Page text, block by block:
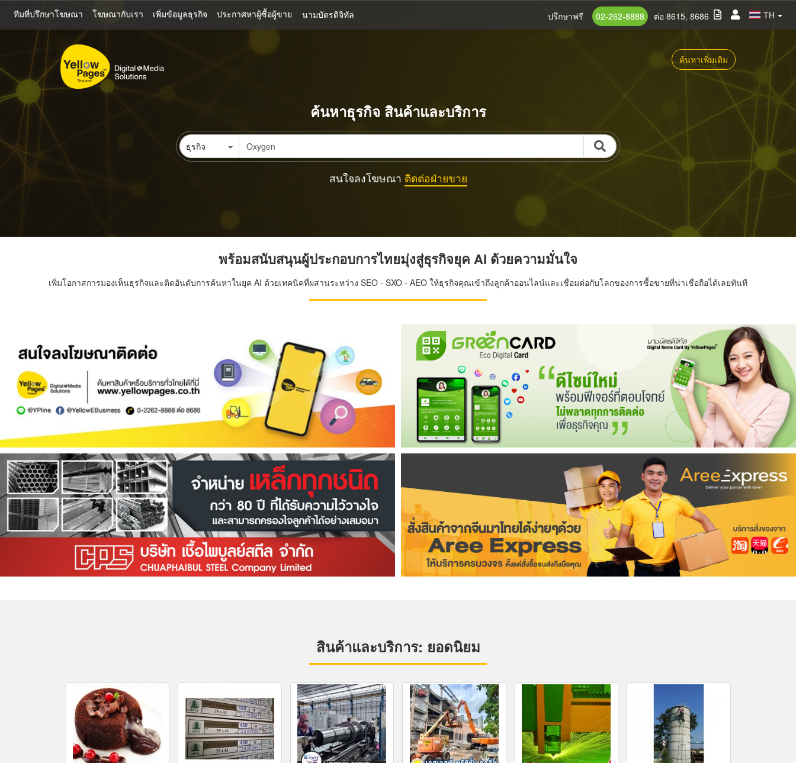
หลัก
ทีมที่ปรึกษาโฆษณา โฆษณากับเรา เพิ่มข้อมูลธุรกิจ ประกาศหาผู้ซื้อผู้ขาย นามบัตรดิจิทัล TH
ปรึกษาฟรี 02-262-8888 ต่อ 8615, 8686
ค้นหาเพิ่มเติม
ค้นหาธุรกิจ สินค้าและบริการ
ธุรกิจ
สนใจลงโฆษณา ติดต่อฝ่ายขาย
พร้อมสนับสนุนผู้ประกอบการไทยมุ่งสู่ธุรกิจยุค AI ด้วยความมั่นใจ
เพิ่มโอกาสการมองเห็นธุรกิจและติดอันดับการค้นหาในยุค AI ด้วยเทคนิคที่ผสานระหว่าง SEO - SXO - AEO ให้ธุรกิจคุณเข้าถึงลูกค้าออนไลน์และเชื่อมต่อกับโลกของการซื้อขายที่น่าเชื่อถือได้เลยทันที
สินค้าและบริการ: ยอดนิยม